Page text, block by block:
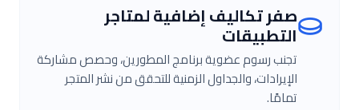
صفر تكاليف إضافية لمتاجر
التطبيقات
تجنب رسوم عضوية برنامج المطورين، وحصص مشاركة
الإيرادات، والجداول الزمنية للتحقق من نشر المتجر
تمامًا.